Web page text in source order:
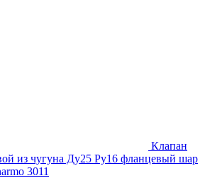
Клапан
из чугуна Ду25 Ру16 фланцевый шар
3011